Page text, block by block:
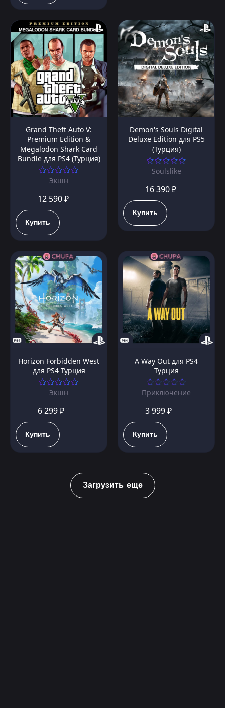
Grand Theft Auto V:
Premium Edition &
Megalodon Shark Card
Bundle для PS4 (Турция)
Экшн
12 590 ₽
Купить
Demon's Souls Digital
Deluxe Edition для PS5
(Турция)
Soulslike
16 390 ₽
Купить
Horizon Forbidden West
для PS4 Турция
Экшн
6 299 ₽
Купить
A Way Out для PS4
Турция
Приключение
3 999 ₽
Купить
Загрузить еще